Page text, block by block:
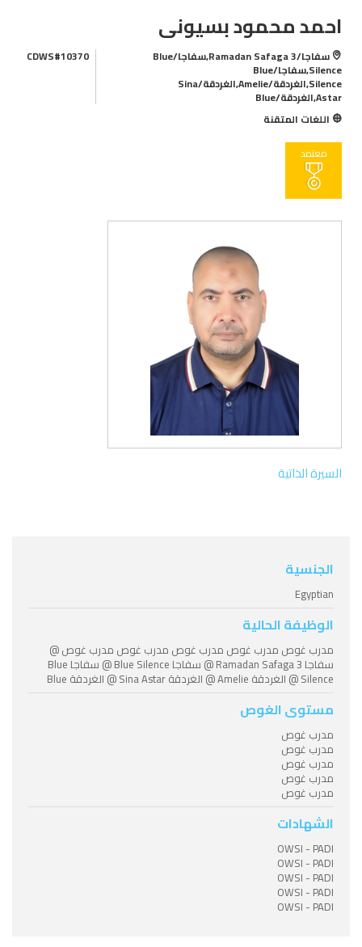
احمد محمود بسيونى
سفاجا/Ramadan Safaga 3,سفاجا/Blue
Silence,سفاجا/Blue
Silence,الغردقة/Amelie,الغردقة/Sina
Astar,الغردقة/Blue
CDWS#10370
اللغات المتقنة
معتمد
السيرة الذاتية
الجنسية
Egyptian
الوظيفة الحالية
مدرب غوص مدرب غوص مدرب غوص مدرب غوص مدرب غوص @
سفاجا Ramadan Safaga 3 @ سفاجا Blue Silence @ سفاجا Blue
Silence @ الغردقة Amelie @ الغردقة Sina Astar @ الغردقة Blue
مستوى الغوص
مدرب غوص
مدرب غوص
مدرب غوص
مدرب غوص
مدرب غوص
الشهادات
OWSI - PADI
OWSI - PADI
OWSI - PADI
OWSI - PADI
OWSI - PADI